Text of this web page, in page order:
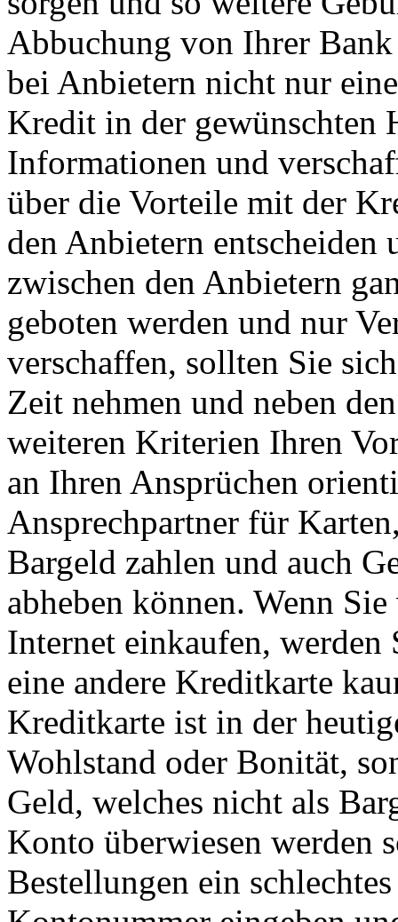
Abbuchung von Ihrer
bei Anbietern nicht nur
Kredit in der gewünschten
Informationen und
über die Vorteile mit der
den Anbietern entscheiden
zwischen den Anbietern
geboten werden und nur
verschaffen, sollten Sie
Zeit nehmen und neben
weiteren Kriterien Ihren
an Ihren Ansprüchen
Ansprechpartner für
Bargeld zahlen und auch
abheben können. Wenn
Internet einkaufen, werden
eine andere Kreditkarte
Kreditkarte ist in der
Wohlstand oder Bonität,
Geld, welches nicht als
Konto überwiesen werden
Bestellungen ein